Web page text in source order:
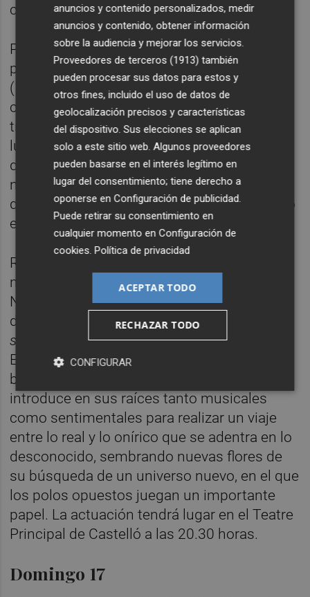
con la época actual.
Pensando en un público familiar, se
programará en el Teatre Municipal de Betxí
(19.00h) la obra
Astrolabi
a cargo de la
compañíaDisparatorio. A través del uso de
títeres y música, su mensaje es claro: la
lucha de las mujeres por huir de un destino
que parece impuesto. En este caso es una
niña quien protagoniza esta historia en la
que va conociéndose a sí misma y al mundo
en el que vive.
Reencuentro con la danza, a través de un
nombre importante,Olga Pericet
Nacional 2018. Es la principal protagonista
de
La espina que quiso ser flor, o la flor que
soñó con ser bailaora, Premio al Mejor
Espectáculo del Festival de Jerez 2017. La
bailaora y coreógrafa cordobesa se
introduce en sus raíces tanto musicales
como sentimentales para realizar un viaje
entre lo real y lo onírico que se adentra en lo
desconocido, sembrando nuevas flores de
su búsqueda de un universo nuevo, en el que
los polos opuestos juegan un importante
papel. La actuación tendrá lugar en el Teatre
Principal de Castelló a las 20.30 horas.
Domingo 17
anuncios y contenido personalizados, medir
anuncios y contenido, obtener información
sobre la audiencia y mejorar los servicios.
Proveedores de terceros (1913) también
pueden procesar sus datos para estos y
otros fines, incluido el uso de datos de
geolocalización precisos y características
del dispositivo. Sus elecciones se aplican
solo a este sitio web. Algunos proveedores
pueden basarse en el interés legítimo en
lugar del consentimiento; tiene derecho a
oponerse enConfiguración de publicidad
Puede retirar su consentimiento en
cualquier momento enConfiguración de
cookies .Política de privacidad
ACEPTAR TODO
RECHAZAR TODO
CONFIGURAR